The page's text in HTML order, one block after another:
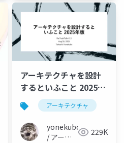
アーキテクチャを設計
するといふこと 2025年
版
アーキテクチャ
yonekubo
/ アーキ
229K